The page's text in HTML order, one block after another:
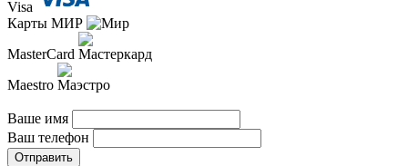
Visa
Карты МИР
MasterCard
Maestro
Ваше имя
Ваш телефон
Отправить